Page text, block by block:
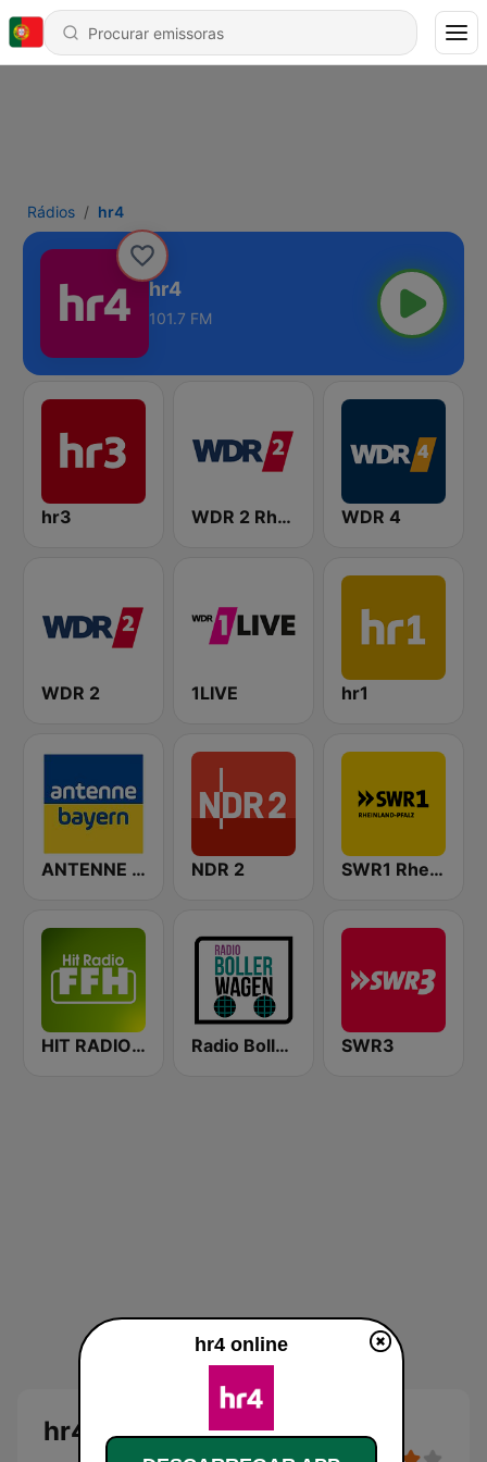
Rádios hr4
hr4
101.7 FM
hr3 WDR 2 Rhein und Ruhr WDR 4
WDR 2 1LIVE hr1
ANTENNE BAYERN NDR 2 SWR1 Rheinland-Pfalz
HIT RADIO FFH Radio Bollerwagen SWR3
hr4
hr4 online